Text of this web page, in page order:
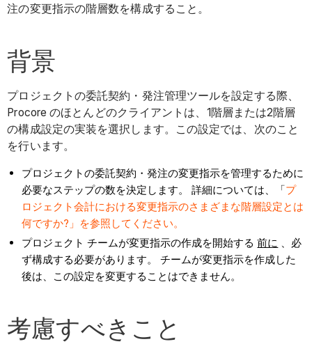
注の変更指示の階層数を構成すること。
背景
プロジェクトの委託契約・発注管理ツールを設定する際、
Procore のほとんどのクライアントは、1階層または2階層
の構成設定の実装を選択します。この設定では、次のこと
を行います。
プロジェクトの委託契約・発注の変更指示を管理するために
必要なステップの数を決定します。 詳細については、「プ
ロジェクト会計における変更指示のさまざまな階層設定とは
何ですか?」を参照してください。
プロジェクト チームが変更指示の作成を開始する前に 、必
ず構成する必要があります。 チームが変更指示を作成した
後は、この設定を変更することはできません。
考慮すべきこと